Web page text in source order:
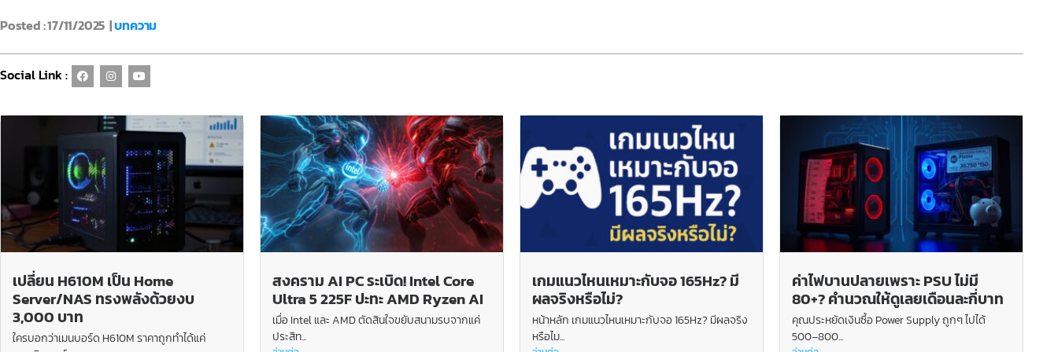
Posted : 17/11/2025 |บทความ
Social Link :
เปลี่ยน H610M เป็น Home
Server/NAS ทรงพลังด้วยงบ
3,000 บาท
ใครบอกว่าเมนบอร์ด H610M ราคาถูกทำได้แค่
สงคราม AI PC ระเบิด! Intel Core
Ultra 5 225F ปะทะ AMD Ryzen AI
เมื่อ Intel และ AMD ตัดสินใจขยับสนามรบจากแค่
ประสิท...
เกมแนวไหนเหมาะกับจอ 165Hz? มี
ผลจริงหรือไม่?
หน้าหลัก เกมแนวไหนเหมาะกับจอ 165Hz? มีผลจริง
หรือไม...
ค่าไฟบานปลายเพราะ PSU ไม่มี
80+? คำนวณให้ดูเลยเดือนละกี่บาท
คุณประหยัดเงินซื้อ Power Supply ถูกๆ ไปได้
500–800...